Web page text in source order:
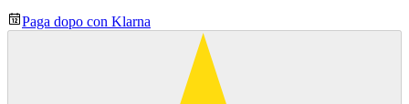
Paga dopo con Klarna